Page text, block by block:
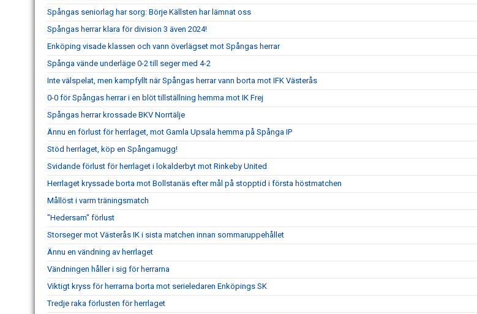
Spångas seniorlag har sorg: Börje Källsten har lämnat oss
Spångas herrar klara för division 3 även 2024!
Enköping visade klassen och vann överlägset mot Spångas herrar
Spånga vände underläge 0-2 till seger med 4-2
Inte välspelat, men kampfyllt när Spångas herrar vann borta mot IFK Västerås
0-0 för Spångas herrar i en blöt tillställning hemma mot IK Frej
Spångas herrar krossade BKV Norrtälje
Ännu en förlust för herrlaget, mot Gamla Upsala hemma på Spånga IP
Stöd herrlaget, köp en Spångamugg!
Svidande förlust för herrlaget i lokalderbyt mot Rinkeby United
Herrlaget kryssade borta mot Bollstanäs efter mål på stopptid i första höstmatchen
Mållöst i varm träningsmatch
"Hedersam" förlust
Storseger mot Västerås IK i sista matchen innan sommaruppehållet
Ännu en vändning av herrlaget
Vändningen håller i sig för herrarna
Viktigt kryss för herrarna borta mot serieledaren Enköpings SK
Tredje raka förlusten för herrlaget